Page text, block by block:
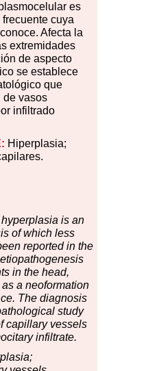
es
cuya
Afecta la
extremidades
de aspecto
se establece
que
de vasos
infiltrado
Hiperplasia;
is an
of which less
reported in the
in the head,
a neoformation
The diagnosis
study
capillary vessels
infiltrate.